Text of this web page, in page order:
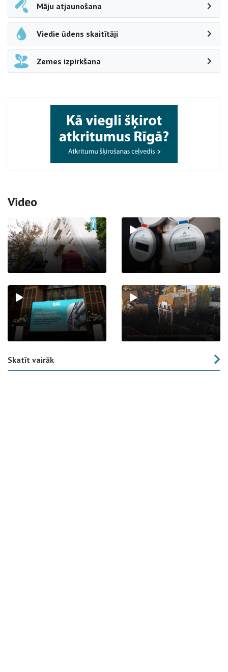
Māju atjaunošana
Viedie ūdens skaitītāji
Zemes izpirkšana
Video
Skatīt vairāk